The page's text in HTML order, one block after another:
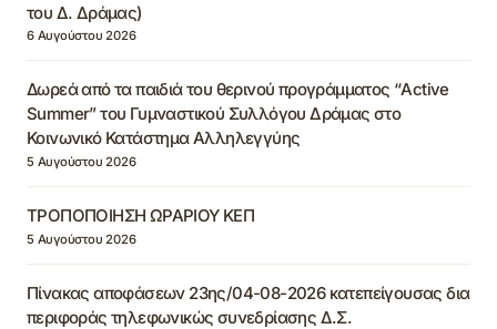
του Δ. Δράμας)
6 Αυγούστου 2026
Δωρεά από τα παιδιά του θερινού προγράμματος “Active
Summer” του Γυμναστικού Συλλόγου Δράμας στο
Κοινωνικό Κατάστημα Αλληλεγγύης
5 Αυγούστου 2026
ΤΡΟΠΟΠΟΙΗΣΗ ΩΡΑΡΙΟΥ ΚΕΠ
5 Αυγούστου 2026
Πίνακας αποφάσεων 23ης/04-08-2026 κατεπείγουσας δια
περιφοράς τηλεφωνικώς συνεδρίασης Δ.Σ.